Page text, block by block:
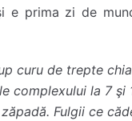
prima zi de
curu de trepte
complexului la 7 şi
Fulgii ce